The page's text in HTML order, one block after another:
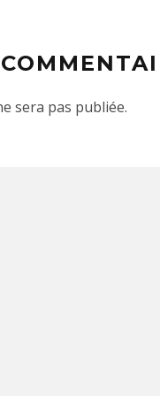
sera pas publiée.